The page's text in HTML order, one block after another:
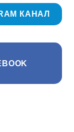
КАНАЛ